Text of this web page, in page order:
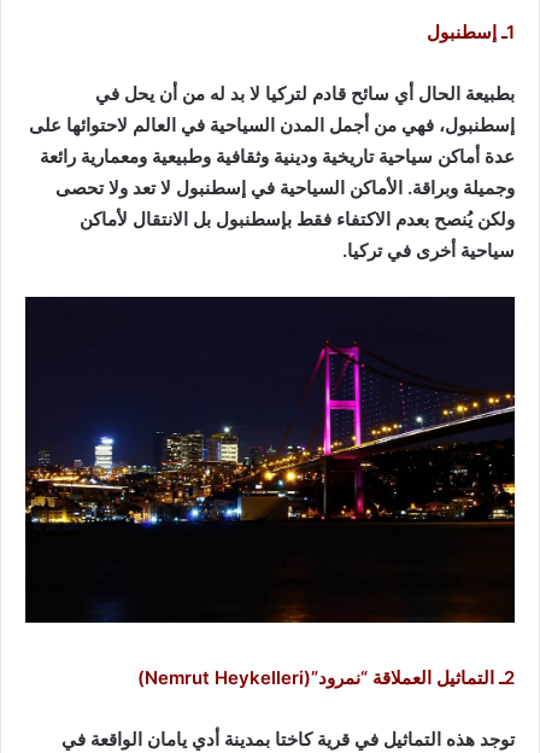
1ـ إسطنبول
بطبيعة الحال أي سائح قادم لتركيا لا بد له من أن يحل في
إسطنبول، فهي من أجمل المدن السياحية في العالم لاحتوائها على
عدة أماكن سياحية تاريخية ودينية وثقافية وطبيعية ومعمارية رائعة
وجميلة وبراقة. الأماكن السياحية في إسطنبول لا تعد ولا تحصى
ولكن يُنصح بعدم الاكتفاء فقط بإسطنبول بل الانتقال لأماكن
سياحية أخرى في تركيا.
2ـ التماثيل العملاقة “نمرود”(Nemrut Heykelleri)
توجد هذه التماثيل في قرية كاختا بمدينة أدي يامان الواقعة في